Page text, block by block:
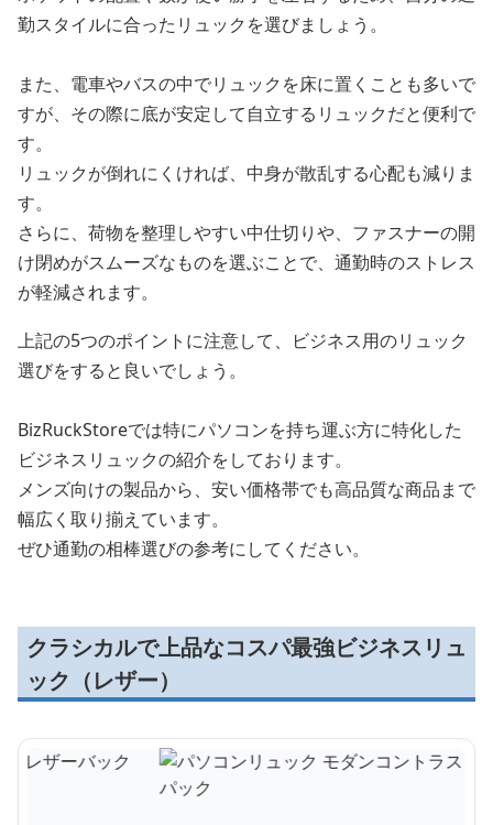
勤スタイルに合ったリュックを選びましょう。
また、電車やバスの中でリュックを床に置くことも多いで
すが、その際に底が安定して自立するリュックだと便利で
す。
リュックが倒れにくければ、中身が散乱する心配も減りま
す。
さらに、荷物を整理しやすい中仕切りや、ファスナーの開
け閉めがスムーズなものを選ぶことで、通勤時のストレス
が軽減されます。
上記の5つのポイントに注意して、ビジネス用のリュック
選びをすると良いでしょう。
BizRuckStoreでは特にパソコンを持ち運ぶ方に特化した
ビジネスリュックの紹介をしております。
メンズ向けの製品から、安い価格帯でも高品質な商品まで
幅広く取り揃えています。
ぜひ通勤の相棒選びの参考にしてください。
クラシカルで上品なコスパ最強ビジネスリュ
ック（レザー）